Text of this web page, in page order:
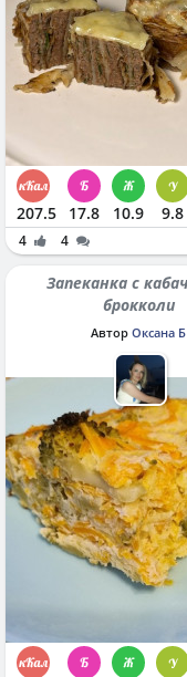
207.5 17.8 10.9 9.8
4 4
Запеканка с кабачком и
брокколи
Автор Оксана Б